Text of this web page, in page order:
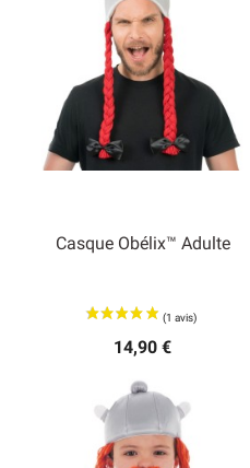
Casque Obélix™ Adulte
14,90 €